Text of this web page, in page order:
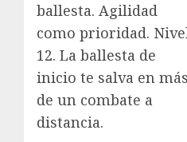
ballesta. Agilidad
como prioridad.
12. La ballesta de
inicio te salva en más
de un combate a
distancia.